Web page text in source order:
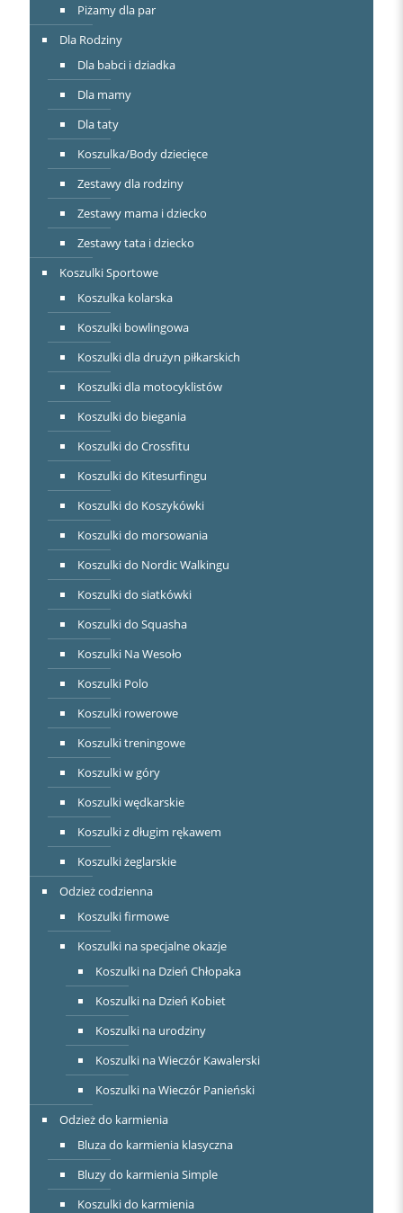
Piżamy dla par
Dla Rodziny
Dla babci i dziadka
Dla mamy
Dla taty
Koszulka/Body dziecięce
Zestawy dla rodziny
Zestawy mama i dziecko
Zestawy tata i dziecko
Koszulki Sportowe
Koszulka kolarska
Koszulki bowlingowa
Koszulki dla drużyn piłkarskich
Koszulki dla motocyklistów
Koszulki do biegania
Koszulki do Crossfitu
Koszulki do Kitesurfingu
Koszulki do Koszykówki
Koszulki do morsowania
Koszulki do Nordic Walkingu
Koszulki do siatkówki
Koszulki do Squasha
Koszulki Na Wesoło
Koszulki Polo
Koszulki rowerowe
Koszulki treningowe
Koszulki w góry
Koszulki wędkarskie
Koszulki z długim rękawem
Koszulki żeglarskie
Odzież codzienna
Koszulki firmowe
Koszulki na specjalne okazje
Koszulki na Dzień Chłopaka
Koszulki na Dzień Kobiet
Koszulki na urodziny
Koszulki na Wieczór Kawalerski
Koszulki na Wieczór Panieński
Odzież do karmienia
Bluza do karmienia klasyczna
Bluzy do karmienia Simple
Koszulki do karmienia